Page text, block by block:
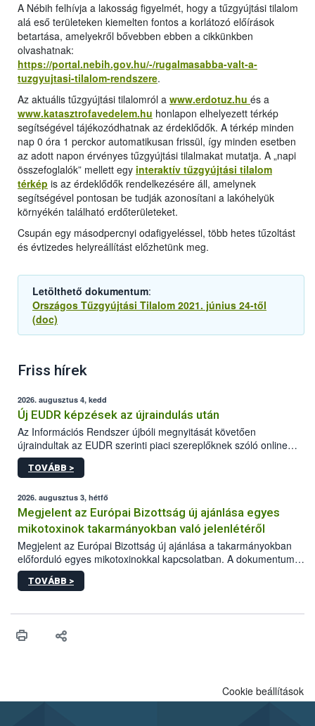
A Nébih felhívja a lakosság figyelmét, hogy a tűzgyújtási tilalom
alá eső területeken kiemelten fontos a korlátozó előírások
betartása, amelyekről bővebben ebben a cikkünkben
olvashatnak:
https://portal.nebih.gov.hu/-/rugalmasabba-valt-a-
tuzgyujtasi-tilalom-rendszere.
Az aktuális tűzgyújtási tilalomról a www.erdotuz.hu és a
www.katasztrofavedelem.hu honlapon elhelyezett térkép
segítségével tájékozódhatnak az érdeklődők. A térkép minden
nap 0 óra 1 perckor automatikusan frissül, így minden esetben
az adott napon érvényes tűzgyújtási tilalmakat mutatja. A „napi
összefoglalók” mellett egy interaktív tűzgyújtási tilalom
térkép is az érdeklődők rendelkezésére áll, amelynek
segítségével pontosan be tudják azonosítani a lakóhelyük
környékén található erdőterületeket.
Csupán egy másodpercnyi odafigyeléssel, több hetes tűzoltást
és évtizedes helyreállítást előzhetünk meg.
Letölthető dokumentum:
Országos Tűzgyújtási Tilalom 2021. június 24-től
(doc)
Friss hírek
2026. augusztus 4, kedd
Új EUDR képzések az újraindulás után
Az Információs Rendszer újbóli megnyitását követően
újraindultak az EUDR szerinti piaci szereplőknek szóló online
képzések.
TOVÁBB >
2026. augusztus 3, hétfő
Megjelent az Európai Bizottság új ajánlása egyes
mikotoxinok takarmányokban való jelenlétéről
Megjelent az Európai Bizottság új ajánlása a takarmányokban
előforduló egyes mikotoxinokkal kapcsolatban. A dokumentum
2027-től új irányértékek alkalmazását írja elő, és a jelenleg
hatályos uniós ajánlások helyébe lép.
TOVÁBB >
Cookie beállítások